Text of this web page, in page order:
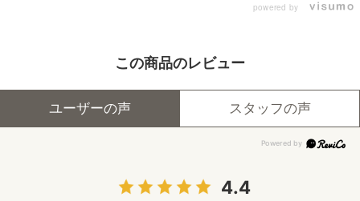
powered by
この商品のレビュー
ユーザーの声 スタッフの声
4.4